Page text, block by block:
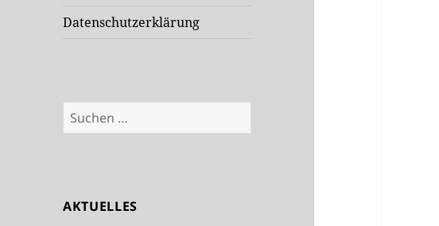
Datenschutzerklärung
Suchen
nach:
AKTUELLES